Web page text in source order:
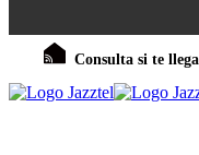
Consulta si te